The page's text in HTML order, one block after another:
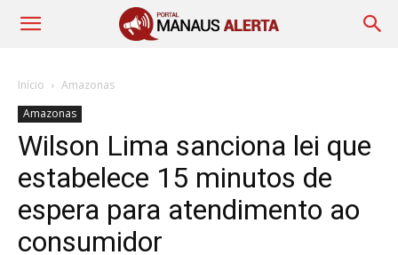
Início
Amazonas
Amazonas
Wilson Lima sanciona lei que
estabelece 15 minutos de
espera para atendimento ao
consumidor